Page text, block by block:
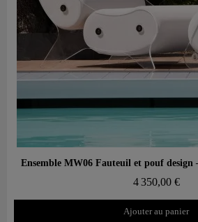
Aperçu rapide
4 350,00 €
Ajouter au panier